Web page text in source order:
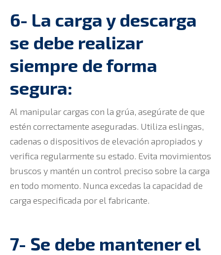
6- La carga y descarga
se debe realizar
siempre de forma
segura:
Al manipular cargas con la grúa, asegúrate de que
estén correctamente aseguradas. Utiliza eslingas,
cadenas o dispositivos de elevación apropiados y
verifica regularmente su estado. Evita movimientos
bruscos y mantén un control preciso sobre la carga
en todo momento. Nunca excedas la capacidad de
carga especificada por el fabricante.
7- Se debe mantener el